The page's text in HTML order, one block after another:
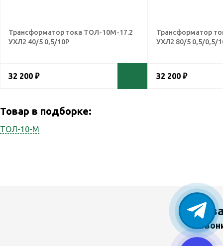
Трансформатор тока ТОЛ-10М-17.2
УХЛ2 40/5 0,5/10Р
32 200 ₽
Трансформатор
УХЛ2 80/5 0,5/0,5/
32 200 ₽
Товар в подборке:
ТОЛ-10-М
У